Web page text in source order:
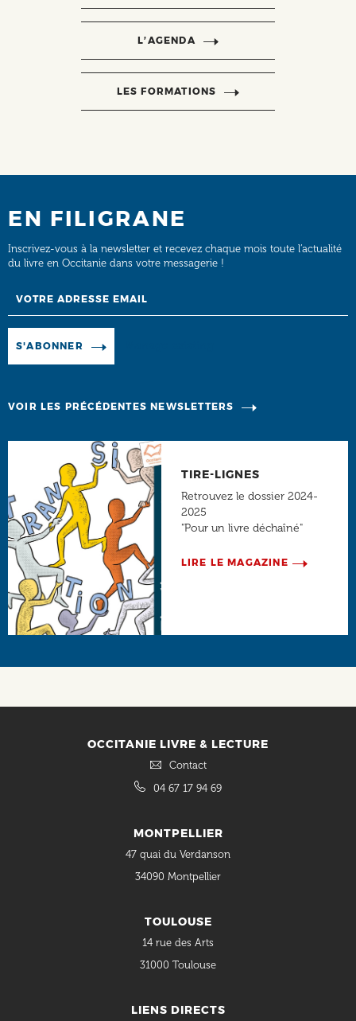
L’AGENDA
LES FORMATIONS
EN FILIGRANE
Inscrivez-vous à la newsletter et recevez chaque mois toute l’actualité
du livre en Occitanie dans votre messagerie !
S'ABONNER
VOIR LES PRÉCÉDENTES NEWSLETTERS
TIRE-LIGNES
Retrouvez le dossier 2024-
2025
"Pour un livre déchaîné"
LIRE LE MAGAZINE
OCCITANIE LIVRE & LECTURE
Contact
04 67 17 94 69
MONTPELLIER
47 quai du Verdanson
34090 Montpellier
TOULOUSE
14 rue des Arts
31000 Toulouse
LIENS DIRECTS